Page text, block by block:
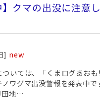
】クマの出没に注意
] new
いては、「くまログあお
ワグマ出没警報を発表中で
田地…